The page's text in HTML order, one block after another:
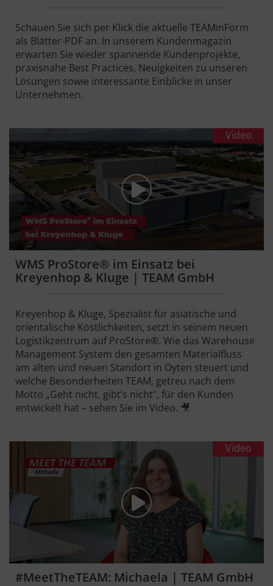
Schauen Sie sich per Klick die aktuelle TEAMinForm
als Blätter-PDF an. In unserem Kundenmagazin
erwarten Sie wieder spannende Kundenprojekte,
praxisnahe Best Practices, Neuigkeiten zu unseren
Lösungen sowie interessante Einblicke in unser
Unternehmen.
Video
WMS ProStore® im Einsatz bei
Kreyenhop & Kluge | TEAM GmbH
Kreyenhop & Kluge, Spezialist für asiatische und
orientalische Köstlichkeiten, setzt in seinem neuen
Logistikzentrum auf ProStore®. Wie das Warehouse
Management System den gesamten Materialfluss
am alten und neuen Standort in Oyten steuert und
welche Besonderheiten TEAM, getreu nach dem
Motto „Geht nicht, gibt’s nicht“, für den Kunden
entwickelt hat – sehen Sie im Video. 🎥
Video
#MeetTheTEAM: Michaela | TEAM GmbH